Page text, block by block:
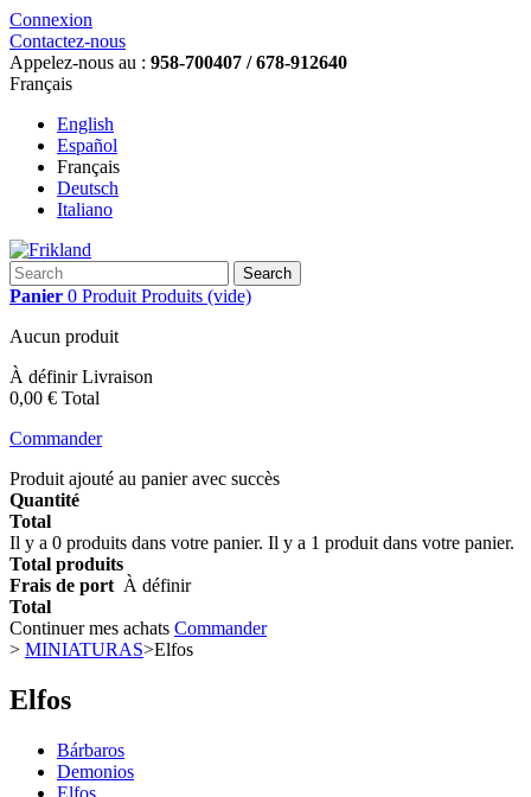
Connexion
Contactez-nous
Appelez-nous au : 958-700407 / 678-912640
Français
English
Español
Français
Deutsch
Italiano
Search
Panier 0 Produit Produits (vide)
Aucun produit
À définirLivraison
0,00 € Total
Commander
Produit ajouté au panier avec succès
Quantité
Total
Il y a 0 produits dans votre panier. Il y a 1 produit dans votre panier.
Total produits
Frais de port À définir
Total
Continuer mes achats Commander
> MINIATURAS>Elfos
Elfos
Bárbaros
Demonios
Elfos